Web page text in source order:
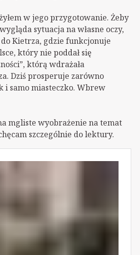
w jego przygotowanie. Żeby
sytuacja na własne oczy,
Kietrza, gdzie funkcjonuje
który nie poddał się
którą wdrażała
Dziś prosperuje zarówno
i samo miasteczko. Wbrew
mgliste wyobrażenie na temat
szczególnie do lektury.